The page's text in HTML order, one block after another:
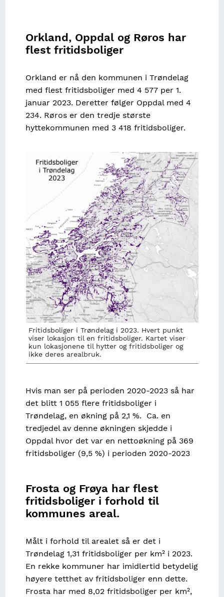
Orkland, Oppdal og Røros har
flest fritidsboliger
Orkland er nå den kommunen i Trøndelag
med flest fritidsboliger med 4 577 per 1.
januar 2023. Deretter følger Oppdal med 4
234. Røros er den tredje største
hyttekommunen med 3 418 fritidsboliger.
Image
Fritidsboliger i Trøndelag i 2023. Hvert punkt
viser lokasjon til en fritidsboliger. Kartet viser
kun lokasjonene til hytter og fritidsboliger og
ikke deres arealbruk.
Hvis man ser på perioden 2020-2023 så har
det blitt 1 055 flere fritidsboliger i
Trøndelag, en økning på 2,1 %. Ca. en
tredjedel av denne økningen skjedde i
Oppdal hvor det var en nettoøkning på 369
fritidsboliger (9,5 %) i perioden 2020-2023
Frosta og Frøya har flest
fritidsboliger i forhold til
kommunes areal.
Målt i forhold til arealet så er det i
Trøndelag 1,31 fritidsboliger per km² i 2023.
En rekke kommuner har imidlertid betydelig
høyere tetthet av fritidsboliger enn dette.
Frosta har med 8,02 fritidsboliger per km²,